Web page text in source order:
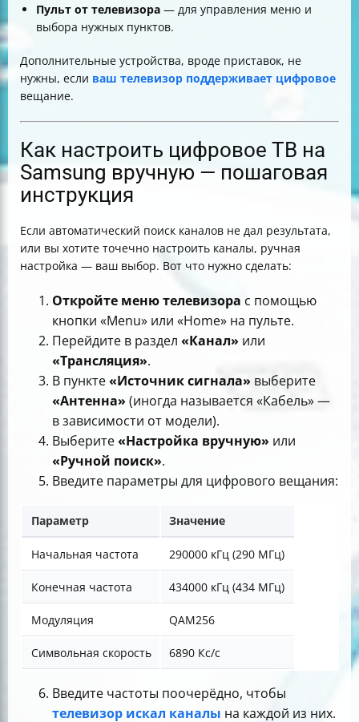
Пульт от телевизора — для управления меню и
выбора нужных пунктов.
Дополнительные устройства, вроде приставок, не
нужны, если ваш телевизор поддерживает цифровое
вещание.
Как настроить цифровое ТВ на
Samsung вручную — пошаговая
инструкция
Если автоматический поиск каналов не дал результата,
или вы хотите точечно настроить каналы, ручная
настройка — ваш выбор. Вот что нужно сделать:
Откройте меню телевизора с помощью
кнопки «Menu» или «Home» на пульте.
Перейдите в раздел «Канал» или
«Трансляция».
В пункте«Источник сигнала» выберите
«Антенна» (иногда называется «Кабель» —
в зависимости от модели).
Выберите«Настройка вручную» или
«Ручной поиск».
Введите параметры для цифрового вещания:
Параметр Значение
Начальная частота 290000 кГц (290 МГц)
Конечная частота 434000 кГц (434 МГц)
Модуляция QAM256
Символьная скорость 6890 Кс/с
Введите частоты поочерёдно, чтобы
телевизор искал каналы на каждой из них.